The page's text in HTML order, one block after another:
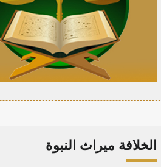
الخلافة ميراث النبوة